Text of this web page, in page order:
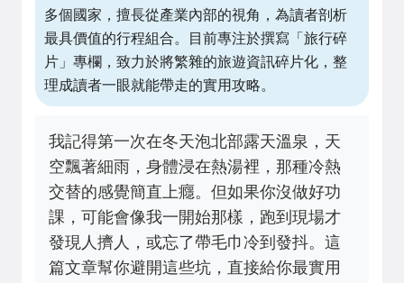
多個國家，擅長從產業內部的視角，為讀者剖析
最具價值的行程組合。目前專注於撰寫「旅行碎
片」專欄，致力於將繁雜的旅遊資訊碎片化，整
理成讀者一眼就能帶走的實用攻略。
我記得第一次在冬天泡北部露天溫泉，天
空飄著細雨，身體浸在熱湯裡，那種冷熱
交替的感覺簡直上癮。但如果你沒做好功
課，可能會像我一開始那樣，跑到現場才
發現人擠人，或忘了帶毛巾冷到發抖。這
篇文章幫你避開這些坑，直接給你最實用